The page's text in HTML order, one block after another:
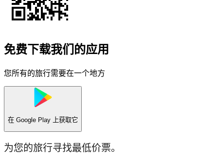
免费下载我们的应用
您所有的旅行需要在一个地方
在 Google Play 上获取它
为您的旅行寻找最低价票。